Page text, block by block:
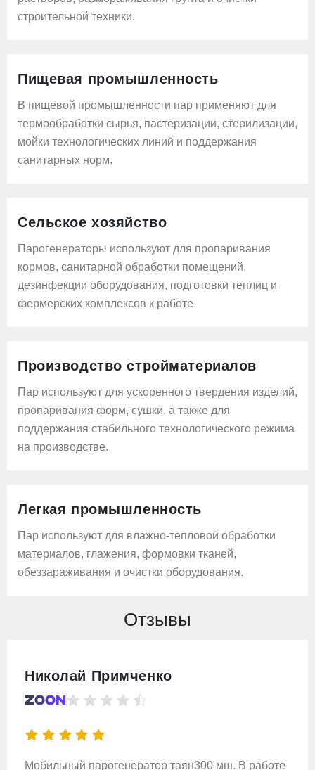
строительной техники.
Пищевая промышленность
В пищевой промышленности пар применяют для
термообработки сырья, пастеризации, стерилизации,
мойки технологических линий и поддержания
санитарных норм.
Сельское хозяйство
Парогенераторы используют для пропаривания
кормов, санитарной обработки помещений,
дезинфекции оборудования, подготовки теплиц и
фермерских комплексов к работе.
Производство стройматериалов
Пар используют для ускоренного твердения изделий,
пропаривания форм, сушки, а также для
поддержания стабильного технологического режима
на производстве.
Легкая промышленность
Пар используют для влажно-тепловой обработки
материалов, глажения, формовки тканей,
обеззараживания и очистки оборудования.
Отзывы
Николай Примченко
Мобильный парогенератор таян300 мш. В работе